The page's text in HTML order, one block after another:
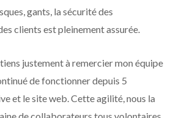
gants, la sécurité des
clients est pleinement assurée.
tiens justement à remercier mon équipe
de fonctionner depuis 5
et le site web. Cette agilité, nous la